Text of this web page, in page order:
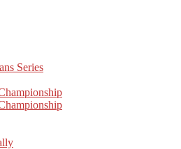
Series